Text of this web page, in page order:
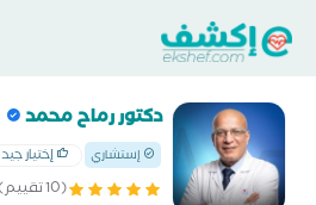
دكتور رماح محمد
إستشاري إختيار جيد
(10 تقييم)